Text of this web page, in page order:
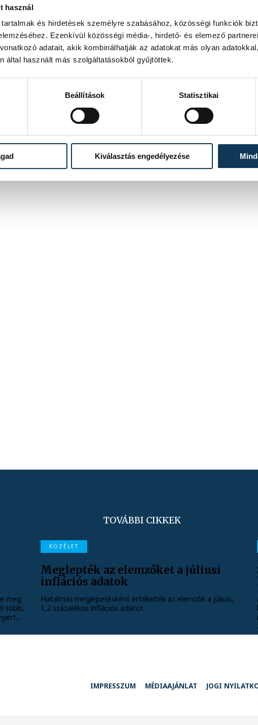
használ
és hirdetések személyre szabásához, közösségi funkciók
Ezenkívül közösségi média-, hirdető- és elemező
adatait, akik kombinálhatják az adatokat más olyan
által használt más szolgáltatásokból gyűjtöttek.
Beállítások Statisztikai
Kiválasztás engedélyezése
az elkövető nem csupán egy esetben
lehet. Ezt a rendőrség jelenleg is
sértett beazonosításán dolgozik.
TOVÁBBI CIKKEK
meg
több,
KÖZÉLET
Meglepték az elemzőket a júliusi
inflációs adatok
Hatalmas meglepetésként értékelték az elemzők a júliusi,
1,2 százalékos inflációs adatot.
IMPRESSZUM MÉDIAAJÁNLAT JOGI